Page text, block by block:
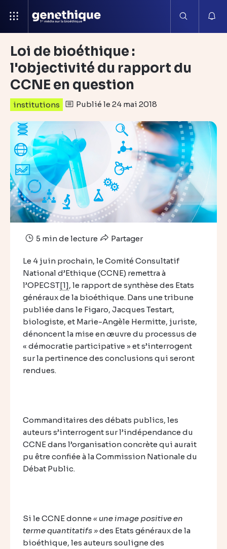
Loi de bioéthique :
l'objectivité du rapport du
CCNE en question
institutions Publié le 24 mai 2018
5 min de lecture Partager
Le 4 juin prochain, le Comité Consultatif
National d’Ethique (CCNE) remettra à
l’OPECST[1], le rapport de synthèse des Etats
généraux de la bioéthique. Dans une tribune
publiée dans le Figaro, Jacques Testart,
biologiste, et Marie-Angèle Hermitte, juriste,
dénoncent la mise en œuvre du processus de
« démocratie participative » et s’interrogent
sur la pertinence des conclusions qui seront
rendues.
Commanditaires des débats publics, les
auteurs s’interrogent sur l’indépendance du
CCNE dans l’organisation concrète qui aurait
pu être confiée à la Commission Nationale du
Débat Public.
Si le CCNE donne « une image positive en
terme quantitatifs »des Etats généraux de la
bioéthique, les auteurs souligne des